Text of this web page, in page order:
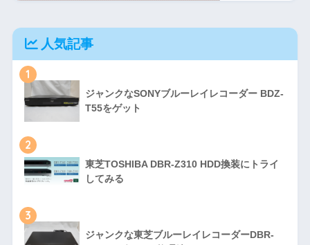
人気記事
1
ジャンクなSONYブルーレイレコーダー BDZ-
T55をゲット
2
東芝TOSHIBA DBR-Z310 HDD換装にトライ
してみる
3
ジャンクな東芝ブルーレイレコーダーDBR-